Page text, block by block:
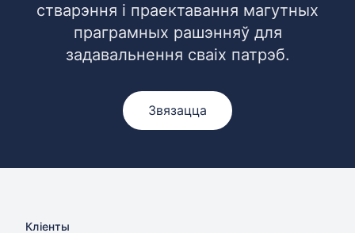
стварэння і праектавання магутных
праграмных рашэнняў для
задавальнення сваіх патрэб.
Звязацца
Кліенты